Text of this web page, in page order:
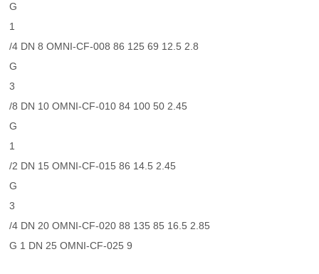
G
1
/4 DN 8 OMNI-CF-008 86 125 69 12.5 2.8
G
3
/8 DN 10 OMNI-CF-010 84 100 50 2.45
G
1
/2 DN 15 OMNI-CF-015 86 14.5 2.45
G
3
/4 DN 20 OMNI-CF-020 88 135 85 16.5 2.85
G 1 DN 25 OMNI-CF-025 9